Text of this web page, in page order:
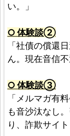
い。」
○ 体験談➁
「社債の償還
ん。現在音信不
○ 体験談③
「メルマガ有
も音沙汰なし
り、詐欺サイ